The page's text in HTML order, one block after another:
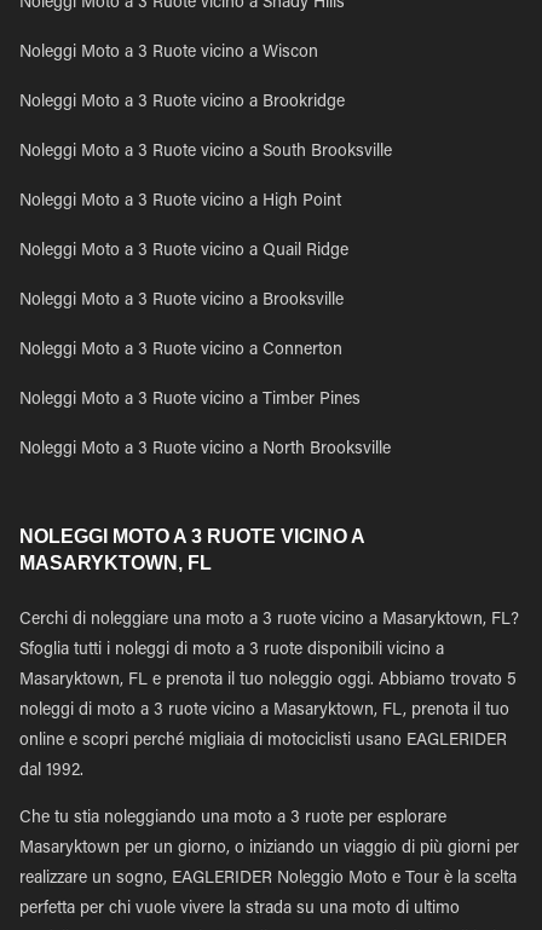
Noleggi Moto a 3 Ruote vicino a Shady Hills
Noleggi Moto a 3 Ruote vicino a Wiscon
Noleggi Moto a 3 Ruote vicino a Brookridge
Noleggi Moto a 3 Ruote vicino a South Brooksville
Noleggi Moto a 3 Ruote vicino a High Point
Noleggi Moto a 3 Ruote vicino a Quail Ridge
Noleggi Moto a 3 Ruote vicino a Brooksville
Noleggi Moto a 3 Ruote vicino a Connerton
Noleggi Moto a 3 Ruote vicino a Timber Pines
Noleggi Moto a 3 Ruote vicino a North Brooksville
NOLEGGI MOTO A 3 RUOTE VICINO A
MASARYKTOWN, FL
Cerchi di noleggiare una moto a 3 ruote vicino a Masaryktown, FL?
Sfoglia tutti i noleggi di moto a 3 ruote disponibili vicino a
Masaryktown, FL e prenota il tuo noleggio oggi. Abbiamo trovato 5
noleggi di moto a 3 ruote vicino a Masaryktown, FL, prenota il tuo
online e scopri perché migliaia di motociclisti usano EAGLERIDER
dal 1992.
Che tu stia noleggiando una moto a 3 ruote per esplorare
Masaryktown per un giorno, o iniziando un viaggio di più giorni per
realizzare un sogno, EAGLERIDER Noleggio Moto e Tour è la scelta
perfetta per chi vuole vivere la strada su una moto di ultimo